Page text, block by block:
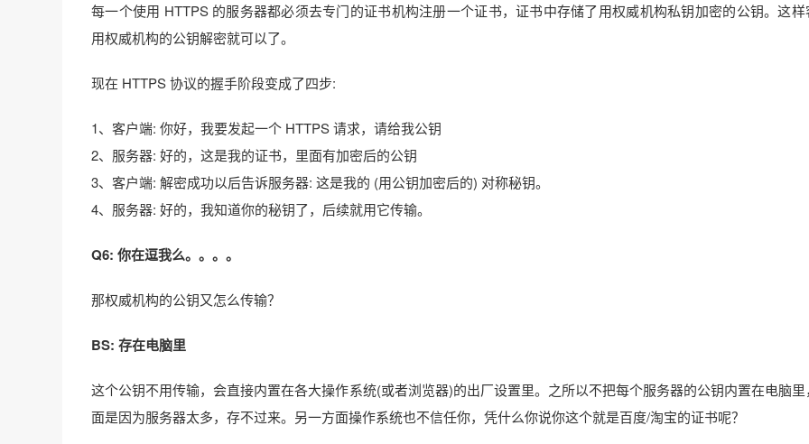
每一个使用 HTTPS 的服务器都必须去专门的证书机构注册一个证书，证书中存储了用权威机构私钥加密的公钥。这
用权威机构的公钥解密就可以了。
现在 HTTPS 协议的握手阶段变成了四步:
1、客户端: 你好，我要发起一个 HTTPS 请求，请给我公钥
2、服务器: 好的，这是我的证书，里面有加密后的公钥
3、客户端: 解密成功以后告诉服务器: 这是我的 (用公钥加密后的) 对称秘钥。
4、服务器: 好的，我知道你的秘钥了，后续就用它传输。
Q6: 你在逗我么。。。。
那权威机构的公钥又怎么传输？
BS: 存在电脑里
这个公钥不用传输，会直接内置在各大操作系统(或者浏览器)的出厂设置里。之所以不把每个服务器的公钥内置在电脑
面是因为服务器太多，存不过来。另一方面操作系统也不信任你，凭什么你说你这个就是百度/淘宝的证书呢？